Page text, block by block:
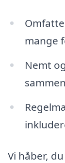
mange
Nemt
Vi håber,